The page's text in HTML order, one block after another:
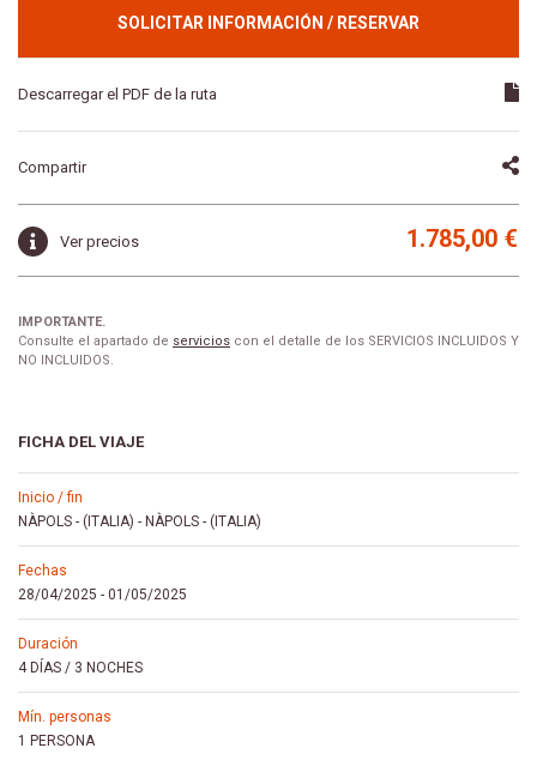
SOLICITAR INFORMACIÓN / RESERVAR
Descarregar el PDF de la ruta
Compartir
Ver precios 1.785,00 €
IMPORTANTE.
Consulte el apartado de servicios con el detalle de los SERVICIOS INCLUIDOS Y
NO INCLUIDOS.
FICHA DEL VIAJE
inicio / fin
NÀPOLS - (ITALIA) - NÀPOLS - (ITALIA)
fechas
28/04/2025 - 01/05/2025
duración
4 DÍAS / 3 NOCHES
mín. personas
1 PERSONA